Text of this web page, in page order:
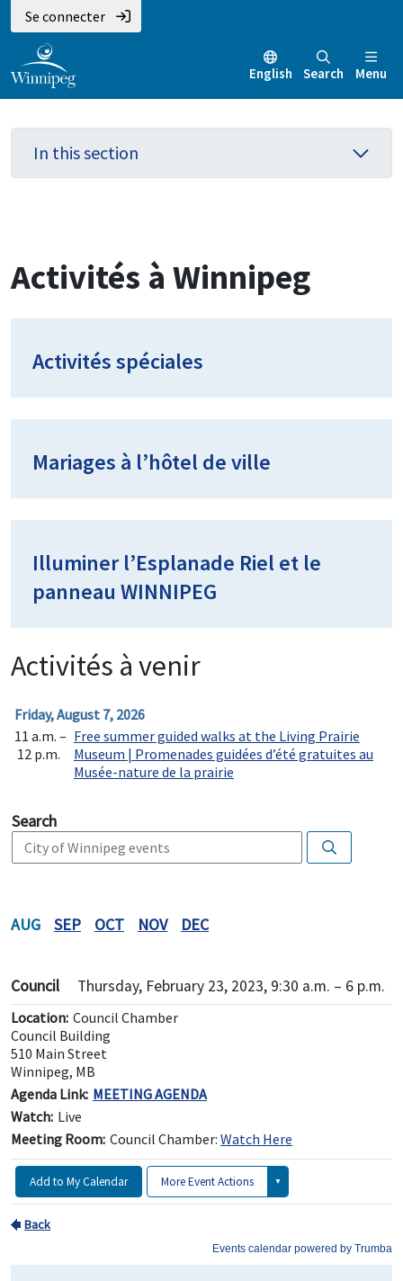
Aller
au
contenu
principal
Skip
to
main
menu
Skip
to
footer
Se connecter
English Search Menu
In this section
Activités à Winnipeg
Activités spéciales
Mariages à l’hôtel de ville
Illuminer l’Esplanade Riel et le
panneau WINNIPEG
Activités à venir